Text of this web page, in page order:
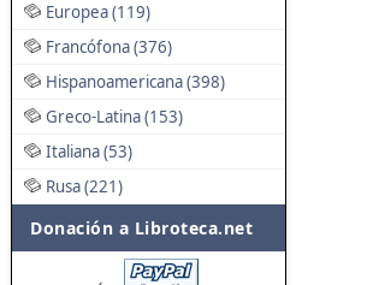
Europea (119)
Francófona (376)
Hispanoamericana (398)
Greco-Latina (153)
Italiana (53)
Rusa (221)
Donación a Libroteca.net